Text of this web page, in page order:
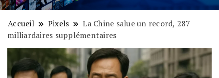
Accueil Pixels
La Chine salue un record, 287
milliardaires supplémentaires